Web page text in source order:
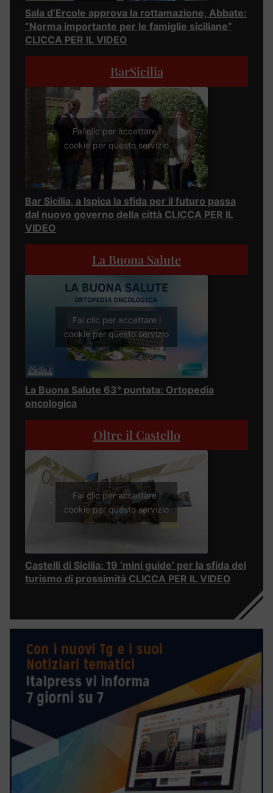
Sala d’Ercole approva la rottamazione, Abbate:
“Norma importante per le famiglie siciliane”
CLICCA PER IL VIDEO
BarSicilia
Fai clic per accettare i
cookie per questo servizio
Bar Sicilia, a Ispica la sfida per il futuro passa
dal nuovo governo della città CLICCA PER IL
VIDEO
La Buona Salute
Fai clic per accettare i
cookie per questo servizio
La Buona Salute 63° puntata: Ortopedia
oncologica
Oltre il Castello
Fai clic per accettare i
cookie per questo servizio
Castelli di Sicilia: 19 ‘mini guide’ per la sfida del
turismo di prossimità CLICCA PER IL VIDEO